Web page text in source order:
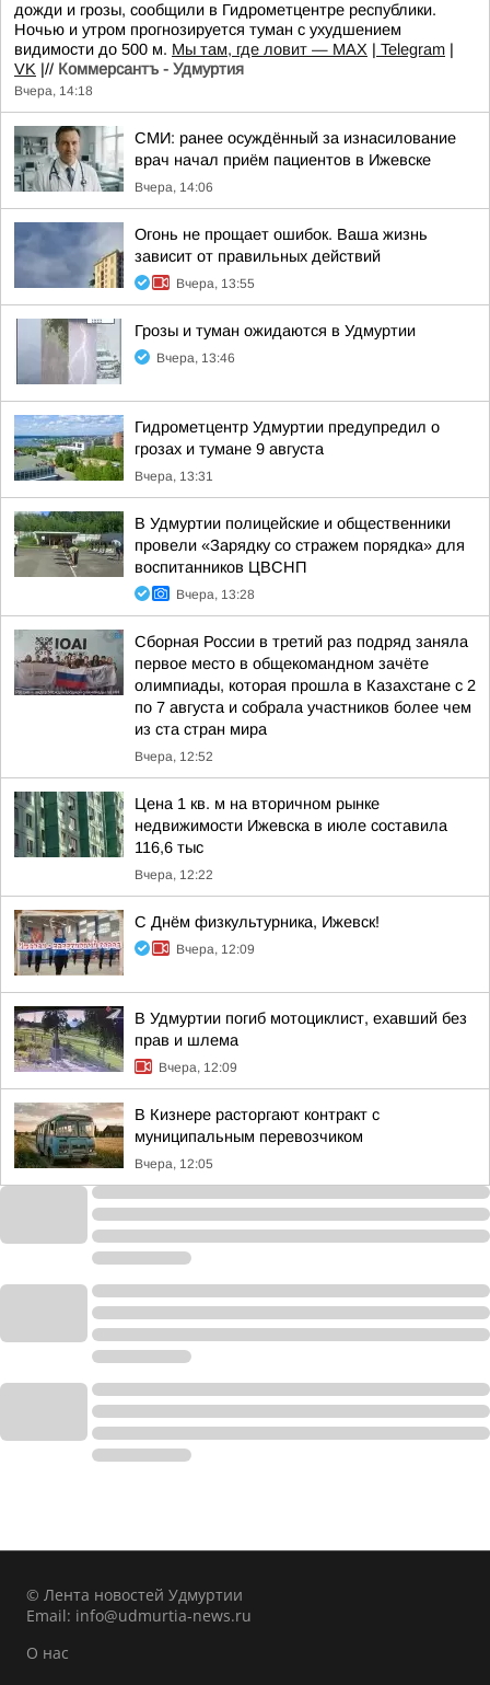
дожди и грозы, сообщили в Гидрометцентре республики.
Ночью и утром прогнозируется туман с ухудшением
видимости до 500 м. Мы там, где ловит — MAX | Telegram |
VK |// Коммерсантъ - Удмуртия
Вчера, 14:18
СМИ: ранее осуждённый за изнасилование
врач начал приём пациентов в Ижевске
Вчера, 14:06
Огонь не прощает ошибок. Ваша жизнь
зависит от правильных действий
Вчера, 13:55
Грозы и туман ожидаются в Удмуртии
Вчера, 13:46
Гидрометцентр Удмуртии предупредил о
грозах и тумане 9 августа
Вчера, 13:31
В Удмуртии полицейские и общественники
провели «Зарядку со стражем порядка» для
воспитанников ЦВСНП
Вчера, 13:28
Сборная России в третий раз подряд заняла
первое место в общекомандном зачёте
олимпиады, которая прошла в Казахстане с 2
по 7 августа и собрала участников более чем
из ста стран мира
Вчера, 12:52
Цена 1 кв. м на вторичном рынке
недвижимости Ижевска в июле составила
116,6 тыс
Вчера, 12:22
С Днём физкультурника, Ижевск!
Вчера, 12:09
В Удмуртии погиб мотоциклист, ехавший без
прав и шлема
Вчера, 12:09
В Кизнере расторгают контракт с
муниципальным перевозчиком
Вчера, 12:05
© Лента новостей Удмуртии
Email: info@udmurtia-news.ru
О нас